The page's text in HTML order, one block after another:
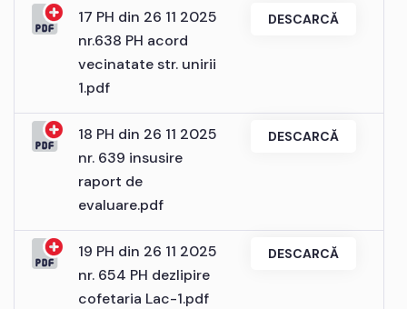
17 PH din 26 11 2025
nr.638 PH acord
vecinatate str. unirii
1.pdf
DESCARCĂ
18 PH din 26 11 2025
nr. 639 insusire
raport de
evaluare.pdf
DESCARCĂ
19 PH din 26 11 2025
nr. 654 PH dezlipire
cofetaria Lac-1.pdf
DESCARCĂ